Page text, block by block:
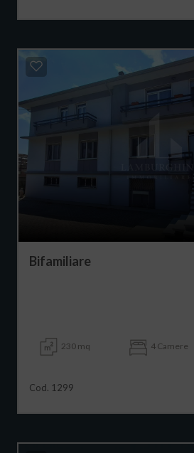
Bifamiliare
230 mq 4 Camere
Cod. 1299